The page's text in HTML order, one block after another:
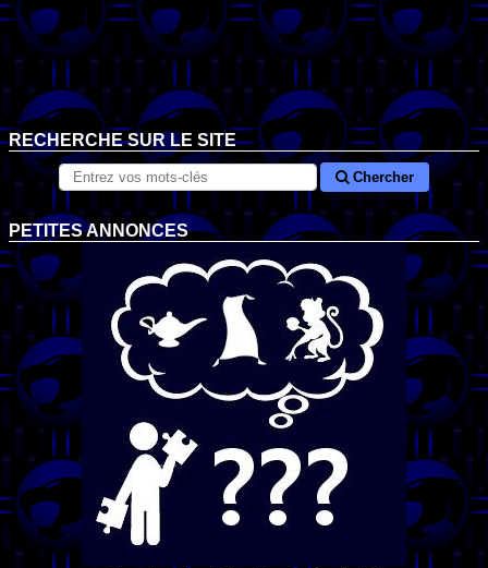
RECHERCHE SUR LE SITE
Chercher
PETITES ANNONCES